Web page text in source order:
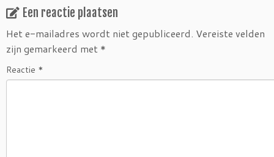
o e
r
Een reactie plaatsen
Het e-mailadres wordt niet gepubliceerd. Vereiste velden
zijn gemarkeerd met *
Reactie *